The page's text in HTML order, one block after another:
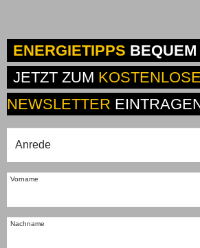
ENERGIETIPPS
JETZT ZUM
NEWSLETTER
Vorname
Nachname